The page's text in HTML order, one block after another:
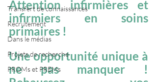
Transfert de connaissances
Recrutement
Dans le médias
Projets de recherche
PROMs et PREMs
Attention infirmières et
infirmiers en soins
primaires !
Une opportunité unique à
ne pas manquer !